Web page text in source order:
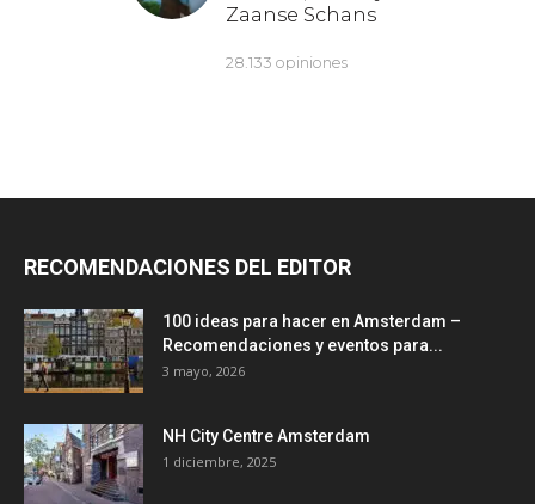
RECOMENDACIONES DEL EDITOR
100 ideas para hacer en Amsterdam –
Recomendaciones y eventos para...
3 mayo, 2026
NH City Centre Amsterdam
1 diciembre, 2025